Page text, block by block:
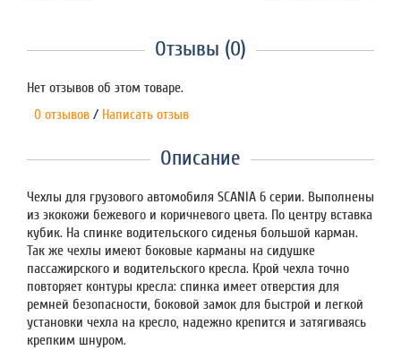
Отзывы (0)
Нет отзывов об этом товаре.
0 отзывов / Написать отзыв
Описание
Чехлы для грузового автомобиля SCANIA 6 серии. Выполнены
из экокожи бежевого и коричневого цвета. По центру вставка
кубик. На спинке водительского сиденья большой карман.
Так же чехлы имеют боковые карманы на сидушке
пассажирского и водительского кресла. Крой чехла точно
повторяет контуры кресла: спинка имеет отверстия для
ремней безопасности, боковой замок для быстрой и легкой
установки чехла на кресло, надежно крепится и затягиваясь
крепким шнуром.